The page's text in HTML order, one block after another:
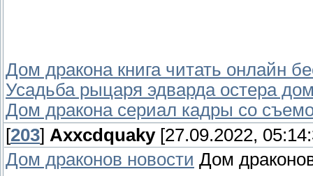
Дом дракона книга читать онлайн
Усадьба рыцаря эдварда остера
Дом дракона сериал кадры со
[203] Axxcdquaky[27.09.2022,
Дом драконов новости Дом